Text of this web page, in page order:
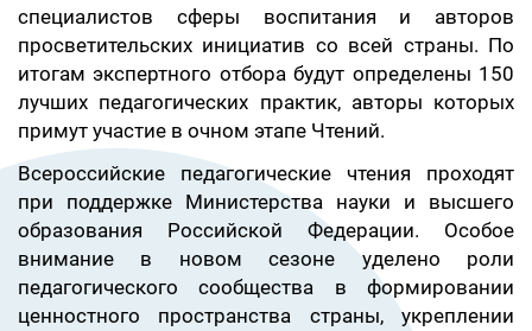
специалистов сферы воспитания и авторов
просветительских инициатив со всей страны. По
итогам экспертного отбора будут определены 150
лучших педагогических практик, авторы которых
примут участие в очном этапе Чтений.
Всероссийские педагогические чтения проходят
при поддержке Министерства науки и высшего
образования Российской Федерации. Особое
внимание в новом сезоне уделено роли
педагогического сообщества в формировании
ценностного пространства страны, укреплении